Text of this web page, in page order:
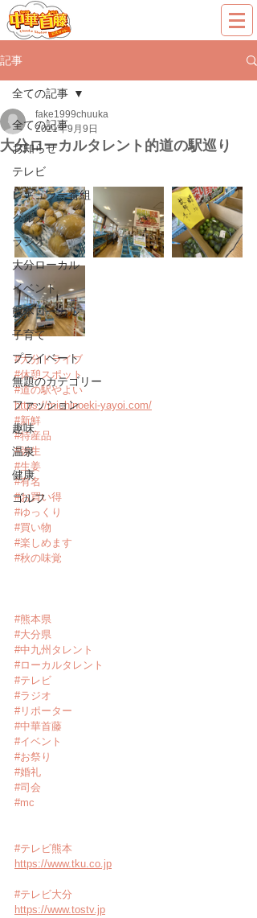
記事
全ての記事
お知らせ
テレビ
レギュラー番組
グルメ
ラジオ
大分ローカル
イベント
熊本ローカル
子育て
プライベート
無題のカテゴリー
ファッション
趣味
温泉
健康
ゴルフ
全ての記事
大分ローカルタレント的道の駅巡り
fake1999chuuka
2021年9月9日
#大分ドライブ
#休憩スポット
#道の駅やよい
https://michinoeki-yayoi.com/
#新鮮
#特産品
#弥生
#生姜
#有名
#お買い得
#ゆっくり
#買い物
#楽しめます
#秋の味覚
#熊本県
#大分県
#中九州タレント
#ローカルタレント
#テレビ
#ラジオ
#リポーター
#中華首藤
#イベント
#お祭り
#婚礼
#司会
#mc
#テレビ熊本
https://www.tku.co.jp
#テレビ大分
https://www.tostv.jp